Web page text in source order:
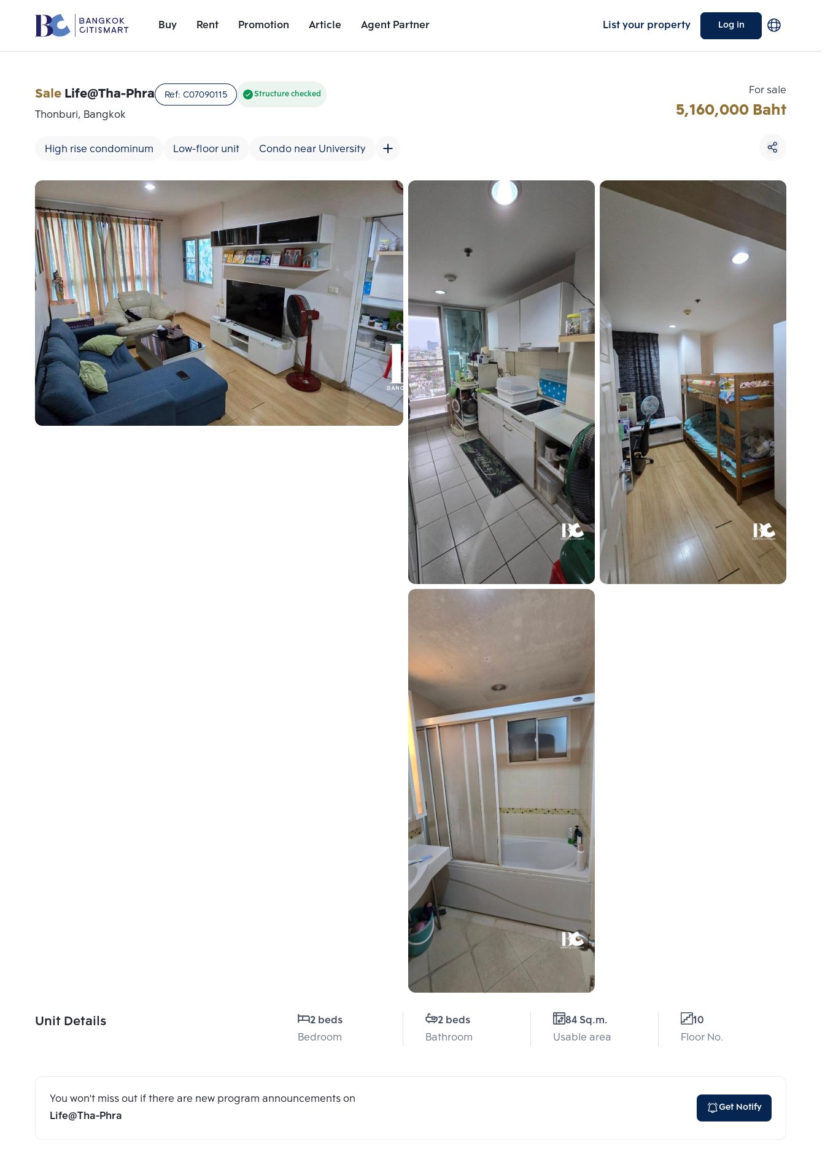
Buy Rent Promotion Article Agent Partner List your property Log in
Unit Details
SaleLife@Tha-Phra Ref: C07090115 Structure checked
Thonburi, Bangkok
High rise condominum Low-floor unit Condo near University
For sale
5,160,000 Baht
Unit Details
2 beds
Bedroom
2 beds
Bathroom
84 Sq.m.
Usable area
10
Floor No.
You won't miss out if there are new program announcements on
Life@Tha-Phra
Get Notify
Add comparative units
Number 1
Add comparative units
Add comparative units
Choose comparative unit
Maximum 3 units
Compare